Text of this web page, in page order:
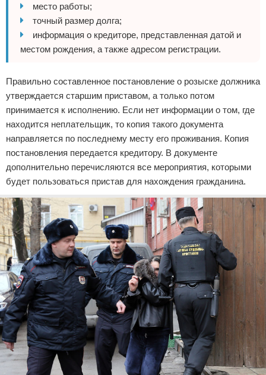
место работы;
точный размер долга;
информация о кредиторе, представленная датой и
местом рождения, а также адресом регистрации.
Правильно составленное постановление о розыске должника
утверждается старшим приставом, а только потом
принимается к исполнению. Если нет информации о том, где
находится неплательщик, то копия такого документа
направляется по последнему месту его проживания. Копия
постановления передается кредитору. В документе
дополнительно перечисляются все мероприятия, которыми
будет пользоваться пристав для нахождения гражданина.